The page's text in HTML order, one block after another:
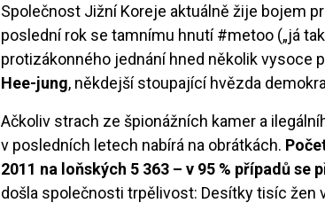
Společnost Jižní Koreje aktuálně žije bojem
poslední rok se tamnímu hnutí #metoo („já
protizákonného jednání hned několik vysoce
Hee-jung, někdejší stoupající hvězda
Ačkoliv strach ze špionážních kamer a
v posledních letech nabírá na obrátkách.
2011 na loňských 5 363 – v 95 % případů se
došla společnosti trpělivost: Desítky tisíc žen